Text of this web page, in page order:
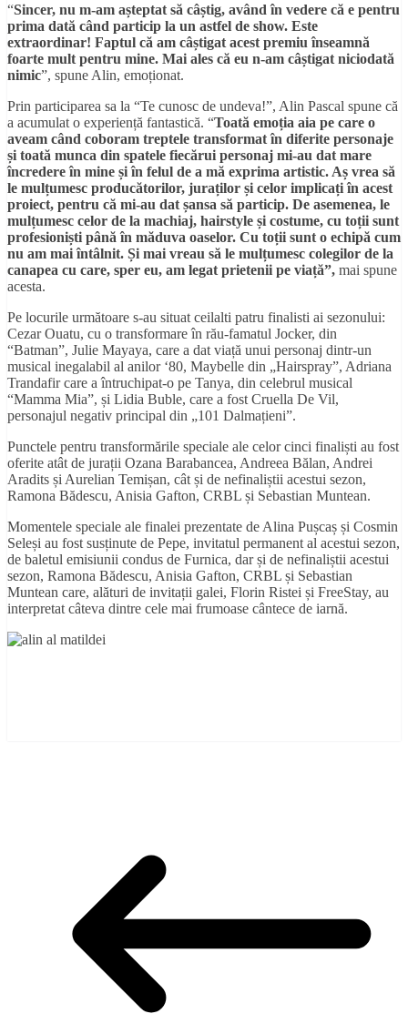
“Sincer, nu m-am așteptat să câștig, având în vedere că e pentru
prima dată când particip la un astfel de show. Este
extraordinar! Faptul că am câștigat acest premiu înseamnă
foarte mult pentru mine. Mai ales că eu n-am câștigat niciodată
nimic”, spune Alin, emoționat.
Prin participarea sa la “Te cunosc de undeva!”, Alin Pascal spune că
a acumulat o experiență fantastică. “Toată emoția aia pe care o
aveam când coboram treptele transformat în diferite personaje
și toată munca din spatele fiecărui personaj mi-au dat mare
încredere în mine și în felul de a mă exprima artistic. Aș vrea să
le mulțumesc producătorilor, juraților și celor implicați în acest
proiect, pentru că mi-au dat șansa să particip. De asemenea, le
mulțumesc celor de la machiaj, hairstyle și costume, cu toții sunt
profesioniști până în măduva oaselor. Cu toții sunt o echipă cum
nu am mai întâlnit. Și mai vreau să le mulțumesc colegilor de la
canapea cu care, sper eu, am legat prietenii pe viață”, mai spune
acesta.
Pe locurile următoare s-au situat ceilalti patru finalisti ai sezonului:
Cezar Ouatu, cu o transformare în rău-famatul Jocker, din
“Batman”, Julie Mayaya, care a dat viață unui personaj dintr-un
musical inegalabil al anilor ‘80, Maybelle din „Hairspray”, Adriana
Trandafir care a întruchipat-o pe Tanya, din celebrul musical
“Mamma Mia”, și Lidia Buble, care a fost Cruella De Vil,
personajul negativ principal din „101 Dalmațieni”.
Punctele pentru transformările speciale ale celor cinci finaliști au fost
oferite atât de jurații Ozana Barabancea, Andreea Bălan, Andrei
Aradits și Aurelian Temișan, cât și de nefinaliștii acestui sezon,
Ramona Bădescu, Anisia Gafton, CRBL și Sebastian Muntean.
Momentele speciale ale finalei prezentate de Alina Pușcaș și Cosmin
Seleși au fost susținute de Pepe, invitatul permanent al acestui sezon,
de baletul emisiunii condus de Furnica, dar și de nefinaliștii acestui
sezon, Ramona Bădescu, Anisia Gafton, CRBL și Sebastian
Muntean care, alături de invitații galei, Florin Ristei și FreeStay, au
interpretat câteva dintre cele mai frumoase cântece de iarnă.